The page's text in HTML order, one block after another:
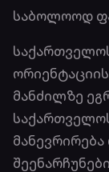
საბოლოოდ
მანძილზე